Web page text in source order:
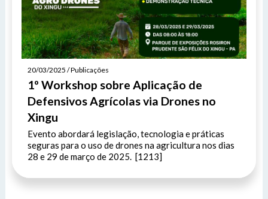
20/03/2025 / Publicações
1º Workshop sobre Aplicação de
Defensivos Agrícolas via Drones no
Xingu
Evento abordará legislação, tecnologia e práticas
seguras para o uso de drones na agricultura nos dias
28 e 29 de março de 2025. [1213]